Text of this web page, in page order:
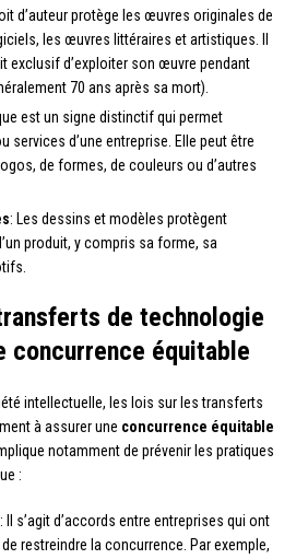
d’auteur protège les œuvres originales de
les œuvres littéraires et artistiques. Il
exclusif d’exploiter son œuvre pendant
70 ans après sa mort).
est un signe distinctif qui permet
services d’une entreprise. Elle peut être
de formes, de couleurs ou d’autres
: Les dessins et modèles protègent
produit, y compris sa forme, sa
de technologie
concurrence équitable
intellectuelle, les lois sur les transferts
à assurer une concurrence équitable
notamment de prévenir les pratiques
:
: Il s’agit d’accords entre entreprises qui ont
restreindre la concurrence. Par exemple,